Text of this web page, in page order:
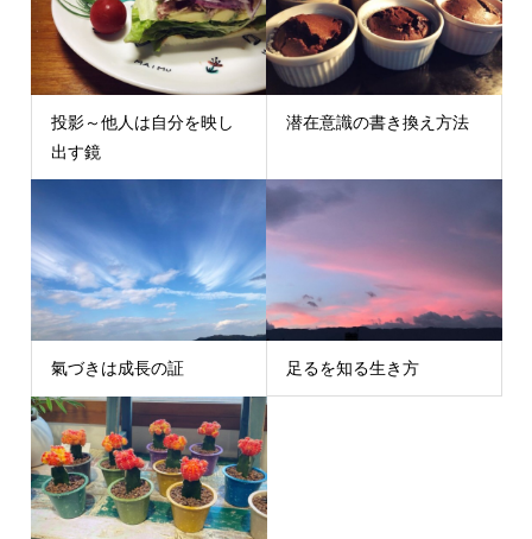
投影～他人は自分を映し
出す鏡
潜在意識の書き換え方法
氣づきは成長の証 足るを知る生き方